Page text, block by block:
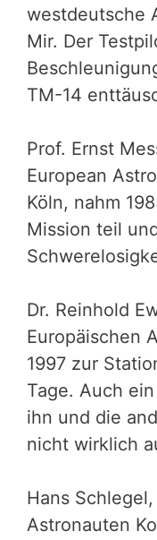
westdeutsche
Mir. Der
TM-14
Prof. Ernst
European
Köln, nahm
Mission teil
Dr. Reinhold
Europäischen
1997 zur
Tage. Auch
ihn und die
nicht wirklich
Hans
Astronauten